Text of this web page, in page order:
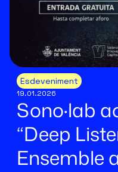
Esdeveniment
19.01.2026
Sono·lab
“Deep
Ensemble